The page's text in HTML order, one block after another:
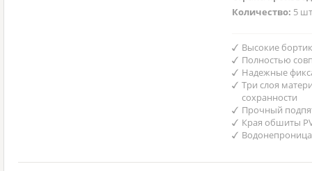
Количество: 5
Высокие
Полностью
Надежные
Три слоя
сохранности
Прочный
Края обшиты